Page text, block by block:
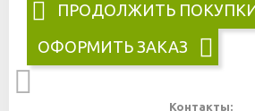
ПРОДОЛЖИТЬ
ОФОРМИТЬ ЗАКАЗ
Контакты: